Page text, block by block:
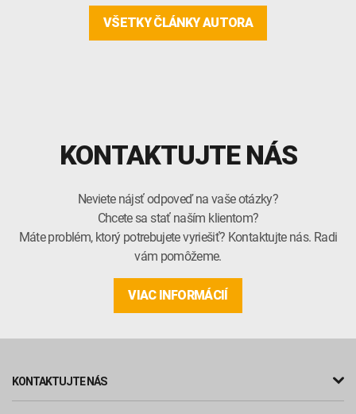
VŠETKY ČLÁNKY AUTORA
KONTAKTUJTE NÁS
Neviete nájsť odpoveď na vaše otázky?
Chcete sa stať naším klientom?
Máte problém, ktorý potrebujete vyriešiť? Kontaktujte nás. Radi
vám pomôžeme.
VIAC INFORMÁCIÍ
KONTAKTUJTE NÁS